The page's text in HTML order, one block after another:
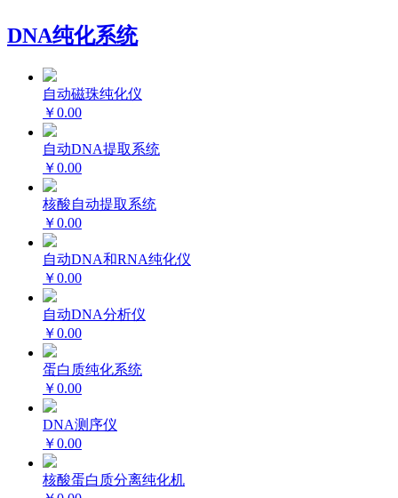
DNA纯化系统
自动磁珠纯化仪
￥0.00
自动DNA提取系统
￥0.00
核酸自动提取系统
￥0.00
自动DNA和RNA纯化仪
￥0.00
自动DNA分析仪
￥0.00
蛋白质纯化系统
￥0.00
DNA测序仪
￥0.00
核酸蛋白质分离纯化机